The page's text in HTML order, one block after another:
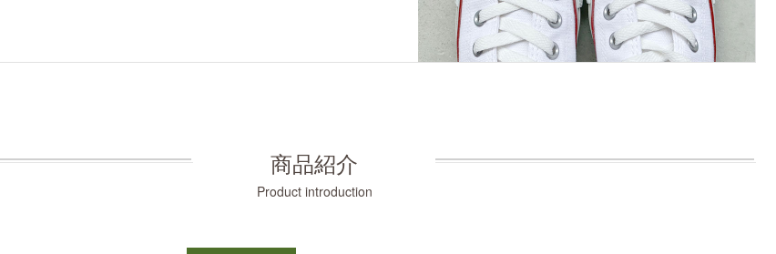
商品紹介
Product introduction